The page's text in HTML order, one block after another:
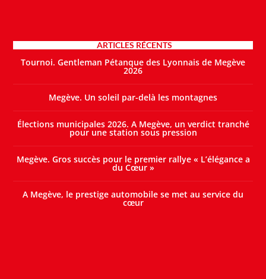
ARTICLES RÉCENTS
Tournoi. Gentleman Pétanque des Lyonnais de Megève
2026
Megève. Un soleil par-delà les montagnes
Élections municipales 2026. A Megève, un verdict tranché
pour une station sous pression
Megève. Gros succès pour le premier rallye « L’élégance a
du Cœur »
A Megève, le prestige automobile se met au service du
cœur